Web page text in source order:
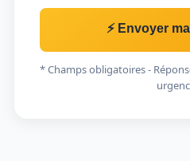
⚡ Envoyer
* Champs obligatoires -